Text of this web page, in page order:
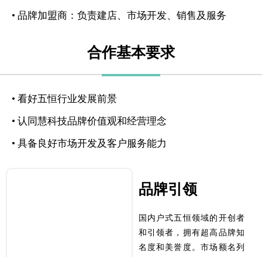
• 品牌加盟商：负责建店、市场开发、销售及服务
合作基本要求
• 看好五恒行业发展前景
• 认同慧科技品牌价值观和经营理念
• 具备良好市场开发及客户服务能力
品牌引领
国内户式五恒领域的开创者
和引领者，拥有超高品牌知
名度和美誉度。市场额名列